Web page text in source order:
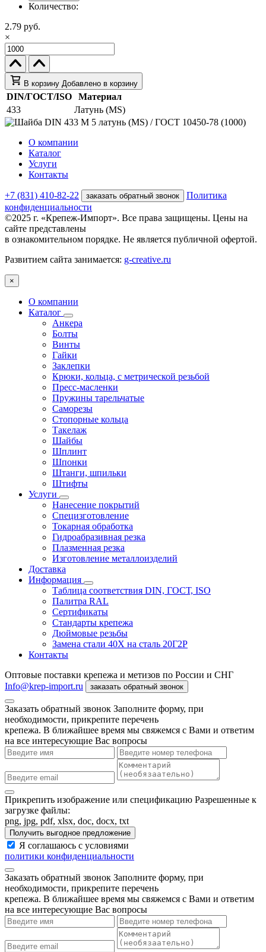
Количество:
2.79 руб.
×
В корзину Добавлено в корзину
DIN/ГОСТ/ISO
Материал
433
Латунь (MS)
О компании
Каталог
Услуги
Контакты
+7 (831) 410-82-22 заказать обратный звонок
Политика
конфиденциальности
©2025 г. «Крепеж-Импорт». Все права защищены. Цены на
сайте представлены
в ознакомительном порядке. Не является публичной офертой.
Развитием сайта занимается: g-creative.ru
×
О компании
Каталог
Анкера
Болты
Винты
Гайки
Заклепки
Крюки, кольца, с метрической резьбой
Пресс-масленки
Пружины тарельчатые
Саморезы
Стопорные кольца
Такелаж
Шайбы
Шплинт
Шпонки
Штанги, шпильки
Штифты
Услуги
Нанесение покрытий
Специзготовление
Токарная обработка
Гидроабразивная резка
Плазменная резка
Изготовление металлоизделий
Доставка
Информация
Таблица соответствия DIN, ГОСТ, ISO
Палитра RAL
Сертификаты
Стандарты крепежа
Дюймовые резьбы
Замена стали 40Х на сталь 20Г2Р
Контакты
Оптовые поставки крепежа и метизов по России и СНГ
Info@krep-import.ru
заказать обратный звонок
Заказать обратный звонок Заполните форму, при
необходимости, прикрепите перечень
крепежа. В ближайшее время мы свяжемся с Вами и ответим
на все интересующие Вас вопросы
Прикрепить изображение или спецификацию Разрешенные к
загрузке файлы:
png, jpg, pdf, xlsx, doc, docx, txt
Получить выгодное предложение
Я соглашаюсь с условиями
политики конфиденциальности
Заказать обратный звонок Заполните форму, при
необходимости, прикрепите перечень
крепежа. В ближайшее время мы свяжемся с Вами и ответим
на все интересующие Вас вопросы